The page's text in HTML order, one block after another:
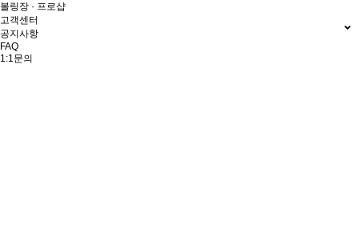
볼링장 · 프로샵
고객센터
공지사항
FAQ
1:1문의